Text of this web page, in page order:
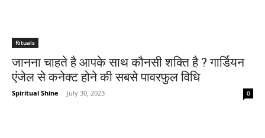
Rituals
जानना चाहते है आपके साथ कौनसी शक्ति है ? गार्डियन
एंजेल से कनेक्ट होने की सबसे पावरफुल विधि
Spiritual Shine - July 30, 2023 0